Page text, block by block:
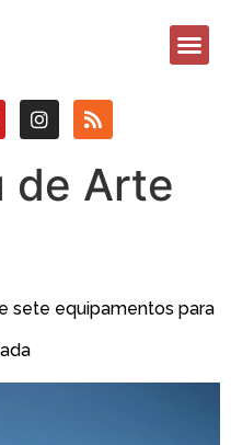
de Arte
sete equipamentos para